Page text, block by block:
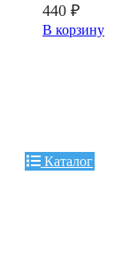
440 ₽
В корзину
Каталог